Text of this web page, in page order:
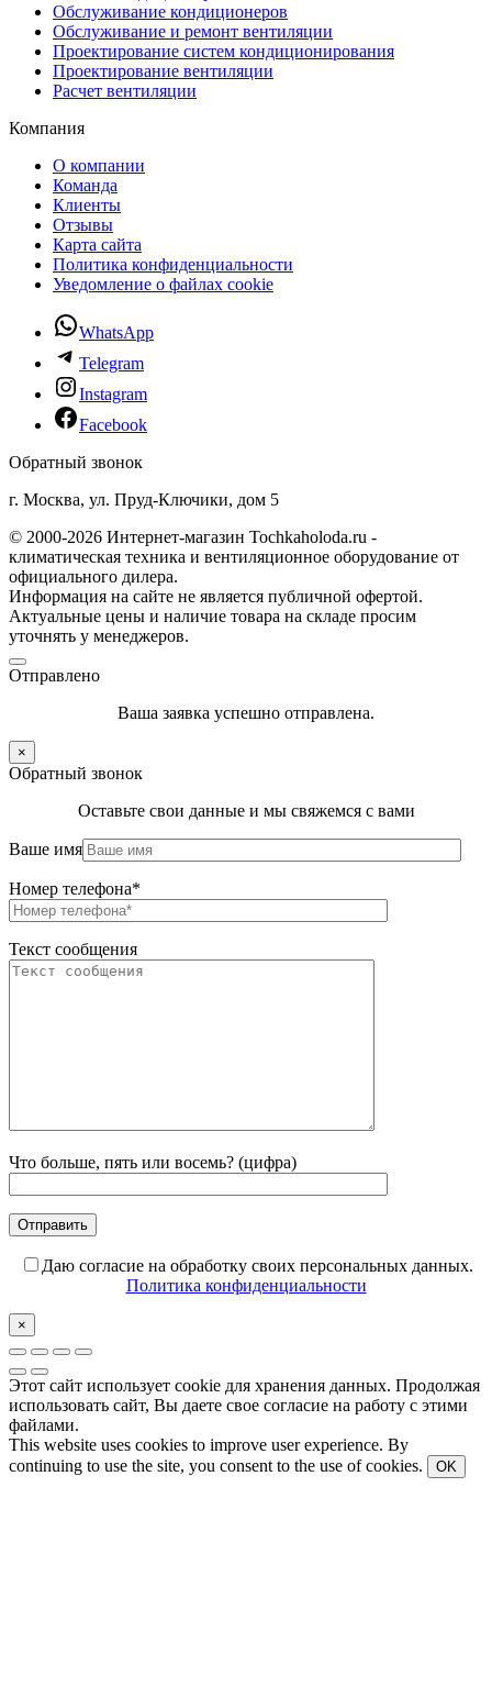
Обслуживание кондиционеров
Обслуживание и ремонт вентиляции
Проектирование систем кондиционирования
Проектирование вентиляции
Расчет вентиляции
Компания
О компании
Команда
Клиенты
Отзывы
Карта сайта
Политика конфиденциальности
Уведомление о файлах cookie
WhatsApp
Telegram
Instagram
Facebook
Обратный звонок
г. Москва, ул. Пруд-Ключики, дом 5
© 2000-2026 Интернет-магазин Tochkaholoda.ru -
климатическая техника и вентиляционное оборудование от
официального дилера.
Информация на сайте не является публичной офертой.
Актуальные цены и наличие товара на складе просим
уточнять у менеджеров.
Отправлено
Ваша заявка успешно отправлена.
×
Обратный звонок
Оставьте свои данные и мы свяжемся с вами
Ваше имя
Номер телефона*
Текст сообщения
Что больше, пять или восемь? (цифра)
Даю согласие на обработку своих персональных данных.
Политика конфиденциальности
×
Этот сайт использует cookie для хранения данных. Продолжая
использовать сайт, Вы даете свое согласие на работу с этими
файлами.
This website uses cookies to improve user experience. By
continuing to use the site, you consent to the use of cookies.
OK